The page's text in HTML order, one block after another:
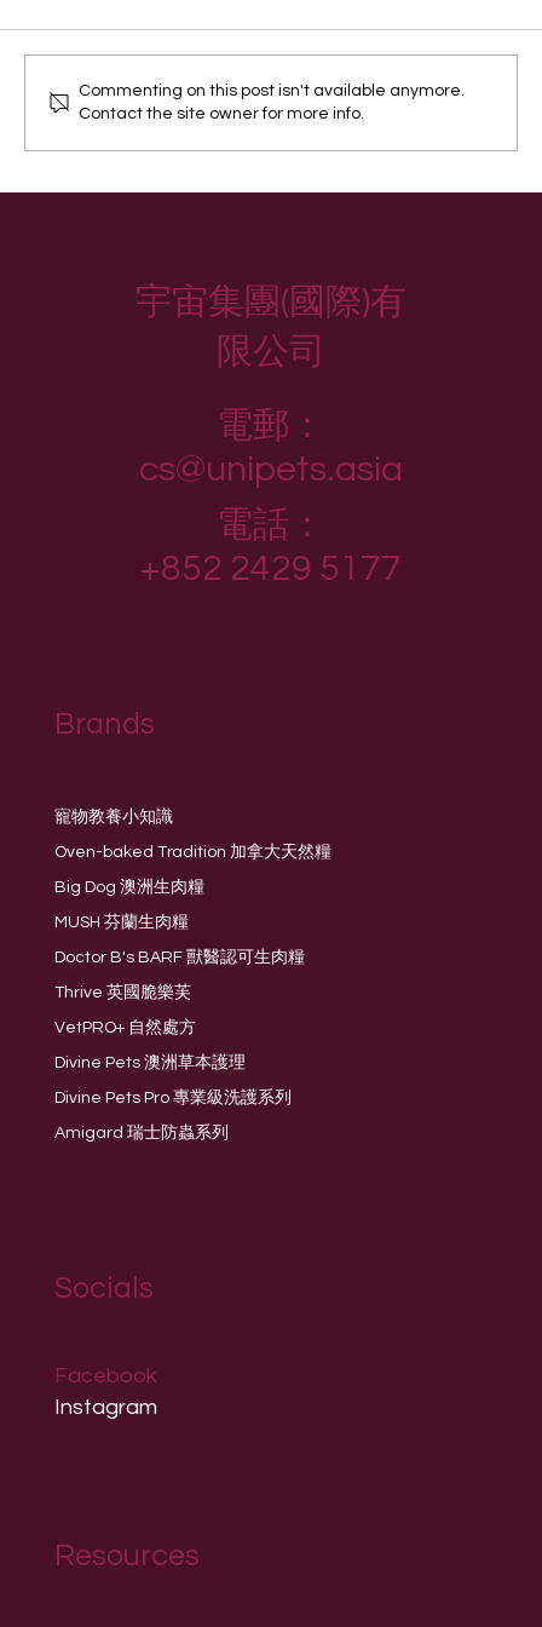
破壞是一種宣言
Commenting on this post isn't available anymore.
Contact the site owner for more info.
Brands
寵物教養小知識
Oven-baked Tradition 加拿大天然糧
Big Dog 澳洲生肉糧
MUSH 芬蘭生肉糧
Doctor B's BARF 獸醫認可生肉糧
Thrive 英國脆樂芙
VetPRO+ 自然處方
Divine Pets 澳洲草本護理
Divine Pets Pro 專業級洗護系列
Amigard 瑞士防蟲系列
Socials
Facebook
Instagram
宇宙集團(國際)有
限公司
電郵：
cs@unipets.asia
電話：
+852 2429 5177
Resources